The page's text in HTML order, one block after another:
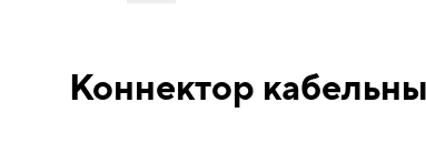
08. Изделия электромонтажные и
инструменты
Коннектор